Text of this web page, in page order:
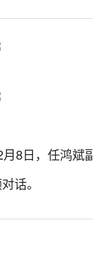
月8日，任鸿斌
话。